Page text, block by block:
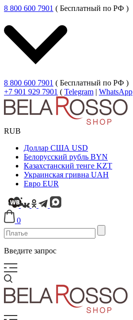
8 800 600 7901 ( Бесплатный по РФ )
8 800 600 7901 ( Бесплатный по РФ )
+7 901 929 7901 ( Telegram | WhatsApp
RUB
Доллар США USD
Белорусский рубль BYN
Казахстанский тенге KZT
Украинская гривна UAH
Евро EUR
0
Введите запрос